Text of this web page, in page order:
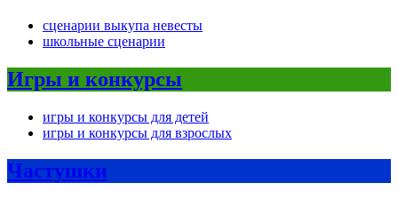
сценарии выкупа невесты
школьные сценарии
Игры и конкурсы
игры и конкурсы для детей
игры и конкурсы для взрослых
Частушки